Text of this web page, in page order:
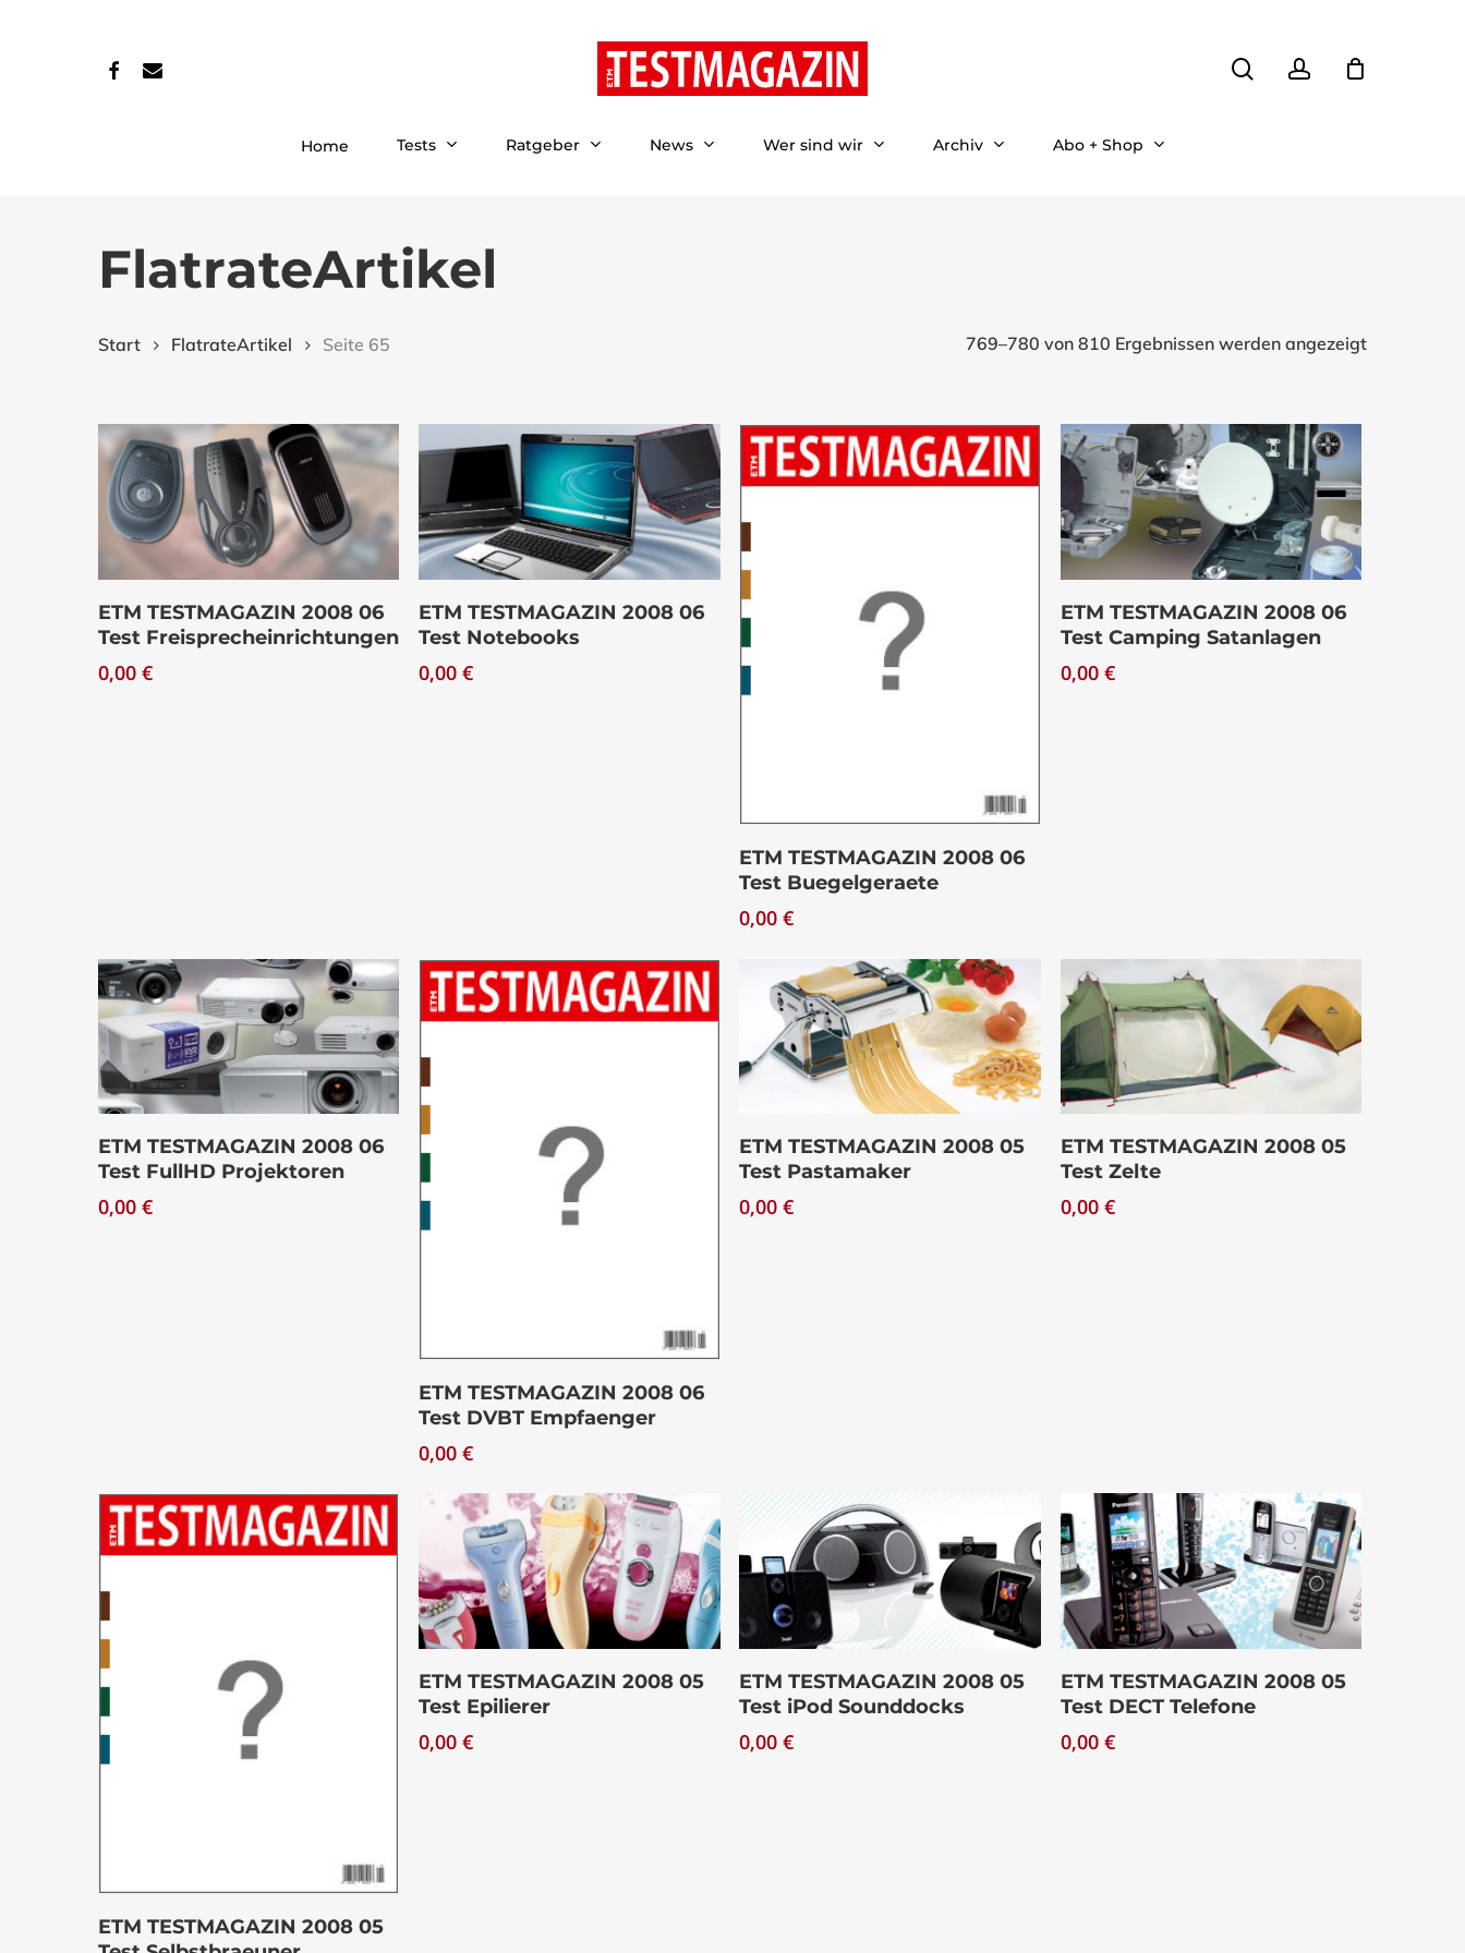
facebook
email
Home Tests Ratgeber News Wer sind wir Archiv Abo + Shop
FlatrateArtikel
769–780 von 810 Ergebnissen werden angezeigtNach
Start FlatrateArtikel Seite 65
Download
ETM TESTMAGAZIN 2008 06
Test Freisprecheinrichtungen
0,00 €
Download
ETM TESTMAGAZIN 2008 06
Test Notebooks
0,00€
Download
ETM TESTMAGAZIN 2008 06
Test Buegelgeraete
0,00€
Download
ETM TESTMAGAZIN 2008 06
Test Camping Satanlagen
0,00 €
Download
ETM TESTMAGAZIN 2008 06
Test FullHD Projektoren
0,00 €
Download
ETM TESTMAGAZIN 2008 06
Test DVBT Empfaenger
0,00€
Download
ETM TESTMAGAZIN 2008 05
Test Pastamaker
0,00€
Download
ETM TESTMAGAZIN 2008 05
Test Zelte
0,00 €
Download
ETM TESTMAGAZIN 2008 05
Download
ETM TESTMAGAZIN 2008 05
Test Epilierer
0,00€
Download
ETM TESTMAGAZIN 2008 05
Test iPod Sounddocks
0,00€
Download
ETM TESTMAGAZIN 2008 05
Test DECT Telefone
0,00 €